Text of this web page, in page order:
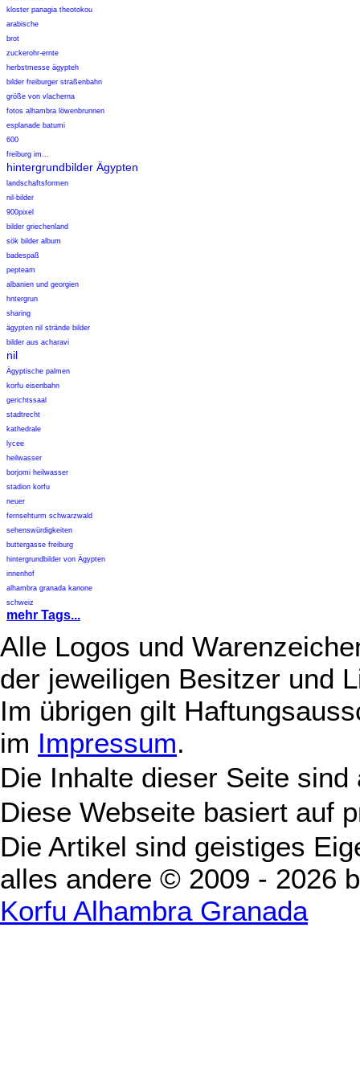
kloster panagia theotokou
arabische
brot
zuckerohr-ernte
herbstmesse ägypteh
bilder freiburger straßenbahn
größe von vlacherna
fotos alhambra löwenbrunnen
esplanade batumi
600
freiburg im...
hintergrundbilder Ägypten
landschaftsformen
nil-bilder
900pixel
bilder griechenland
sök bilder album
badespaß
pepteam
albanien und georgien
hntergrun
sharing
ägypten nil strände bilder
bilder aus acharavi
nil
Ägyptische palmen
korfu eisenbahn
gerichtssaal
stadtrecht
kathedrale
lycee
heilwasser
borjomi heilwasser
stadion korfu
neuer
fernsehturm schwarzwald
sehenswürdigkeiten
buttergasse freiburg
hintergrundbilder von Ägypten
innenhof
alhambra granada kanone
schweiz
mehr Tags...
Alle Logos und
der jeweiligen Besitzer und
Im übrigen gilt
im Impressum.
Die Inhalte dieser Seite
Diese Webseite basiert auf
Die Artikel sind geistiges
alles andere © 2009 - 2026
Korfu Alhambra Granada